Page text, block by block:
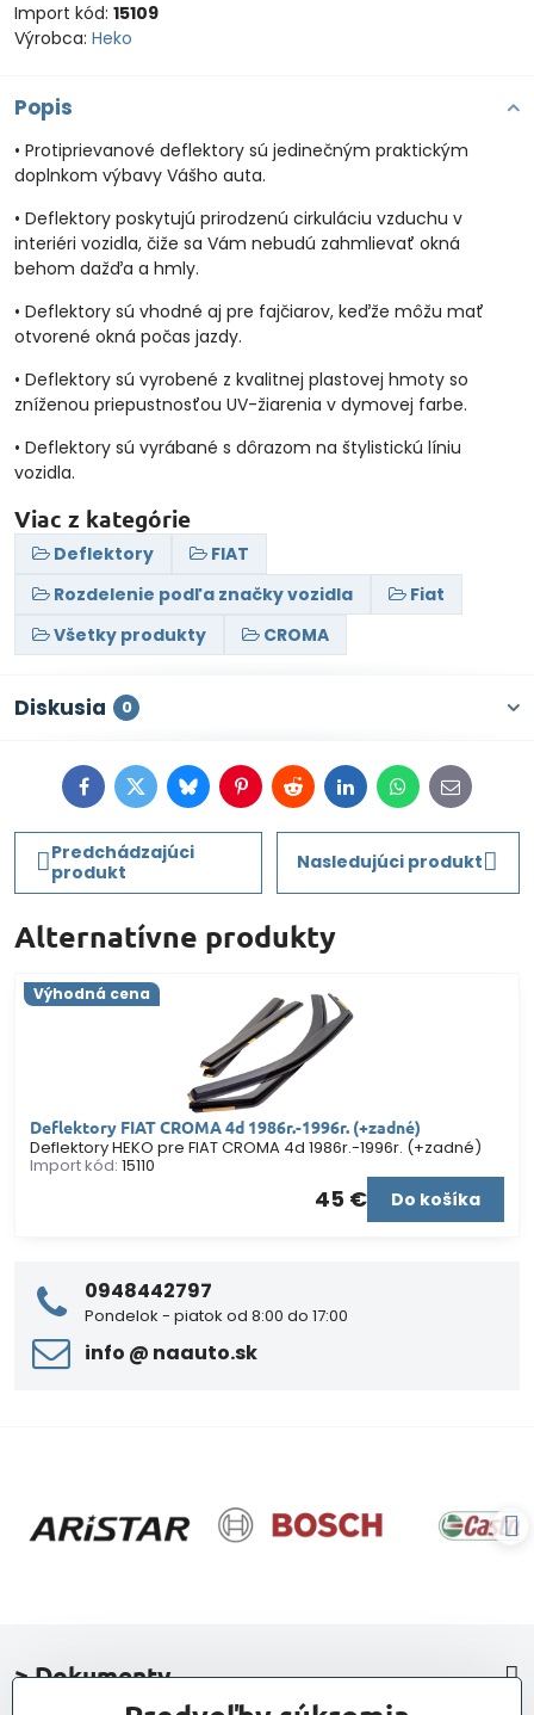
Import kód: 15109
Výrobca: Heko
Popis
• Protiprievanové deflektory sú jedinečným praktickým
doplnkom výbavy Vášho auta.
• Deflektory poskytujú prirodzenú cirkuláciu vzduchu v
interiéri vozidla, čiže sa Vám nebudú zahmlievať okná
behom dažďa a hmly.
• Deflektory sú vhodné aj pre fajčiarov, keďže môžu mať
otvorené okná počas jazdy.
• Deflektory sú vyrobené z kvalitnej plastovej hmoty so
zníženou priepustnosťou UV-žiarenia v dymovej farbe.
• Deflektory sú vyrábané s dôrazom na štylistickú líniu
vozidla.
Viac z kategórie
Deflektory
FIAT
Rozdelenie podľa značky vozidla
Fiat
Všetky produkty
CROMA
Diskusia 0
FacebookTwitterBlueskyPinterestRedditLinkedInWhatsApp
E-
mail
Predchádzajúci
produkt
Nasledujúci produkt
Alternatívne produkty
Deflektory FIAT CROMA 4d 1986r.-1996r. (+zadné)
Výhodná cena
Deflektory HEKO pre FIAT CROMA 4d 1986r.-1996r. (+zadné)
Import kód: 15110
45 € Do košíka
0948442797
Pondelok - piatok od 8:00 do 17:00
info ​@ naauto​.sk
> Dokumenty